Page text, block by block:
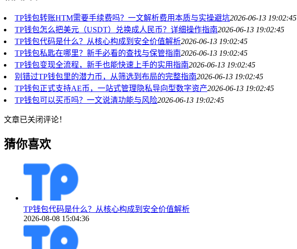
TP钱包转账HTM需要手续费吗？一文解析费用本质与实操避坑2026-06-13 19:02:45
TP钱包怎么把美元（USDT）兑换成人民币？详细操作指南2026-06-13 19:02:45
TP钱包代码是什么？从核心构成到安全价值解析2026-06-13 19:02:45
TP钱包私匙在哪里？新手必看的查找与保管指南2026-06-13 19:02:45
TP钱包变现全流程，新手也能快速上手的实用指南2026-06-13 19:02:45
别错过TP钱包里的潜力币，从筛选到布局的完整指南2026-06-13 19:02:45
TP钱包正式支持AE币，一站式管理隐私导向型数字资产2026-06-13 19:02:45
TP钱包可以买币吗？一文说清功能与风险2026-06-13 19:02:45
文章已关闭评论！
猜你喜欢
TP钱包代码是什么？从核心构成到安全价值解析
2026-08-08 15:04:36